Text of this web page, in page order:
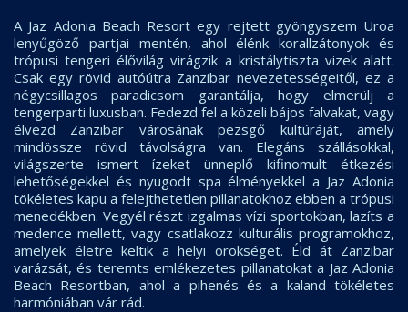
A Jaz Adonia Beach Resort egy rejtett gyöngyszem Uroa
lenyűgöző partjai mentén, ahol élénk korallzátonyok és
trópusi tengeri élővilág virágzik a kristálytiszta vizek alatt.
Csak egy rövid autóútra Zanzibar nevezetességeitől, ez a
négycsillagos paradicsom garantálja, hogy elmerülj a
tengerparti luxusban. Fedezd fel a közeli bájos falvakat, vagy
élvezd Zanzibar városának pezsgő kultúráját, amely
mindössze rövid távolságra van. Elegáns szállásokkal,
világszerte ismert ízeket ünneplő kifinomult étkezési
lehetőségekkel és nyugodt spa élményekkel a Jaz Adonia
tökéletes kapu a felejthetetlen pillanatokhoz ebben a trópusi
menedékben. Vegyél részt izgalmas vízi sportokban, lazíts a
medence mellett, vagy csatlakozz kulturális programokhoz,
amelyek életre keltik a helyi örökséget. Éld át Zanzibar
varázsát, és teremts emlékezetes pillanatokat a Jaz Adonia
Beach Resortban, ahol a pihenés és a kaland tökéletes
harmóniában vár rád.